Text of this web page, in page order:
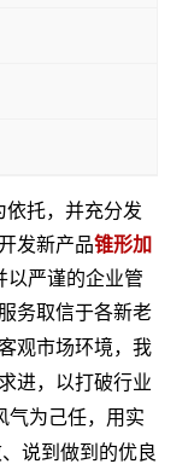
依托，并充分发
发新产品锥形加
以严谨的企业管
务取信于各新老
观市场环境，我
进，以打破行业
气为己任，用实
说到做到的优良